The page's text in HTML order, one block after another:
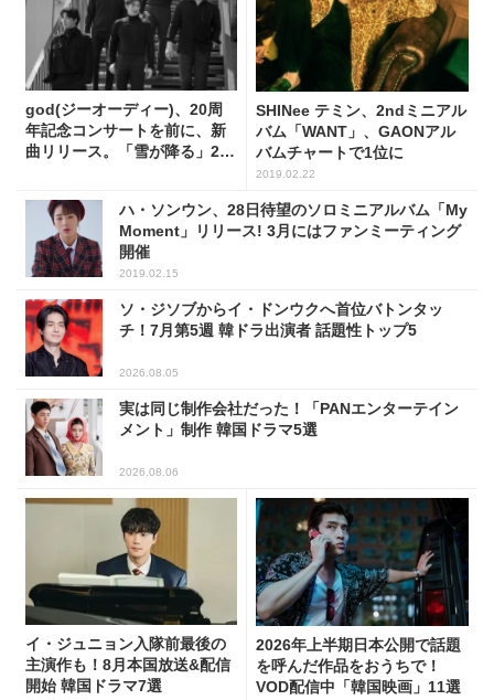
god(ジーオーディー)、20周
年記念コンサートを前に、新
曲リリース。「雪が降る」27
SHINee テミン、2ndミニアル
バム「WANT」、GAONアル
バムチャートで1位に
2019.02.22
ハ・ソンウン、28日待望のソロミニアルバム「My
Moment」リリース! 3月にはファンミーティング
開催
2019.02.15
ソ・ジソブからイ・ドンウクへ首位バトンタッ
チ！7月第5週 韓ドラ出演者 話題性トップ5
2026.08.05
実は同じ制作会社だった！「PANエンターテイン
メント」制作 韓国ドラマ5選
2026.08.06
イ・ジュニョン入隊前最後の
主演作も！8月本国放送&配信
開始 韓国ドラマ7選
2026年上半期日本公開で話題
を呼んだ作品をおうちで！
VOD配信中「韓国映画」11選